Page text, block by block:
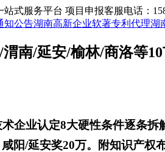
站式服务平台 项目申报客服电话：
知公告湖南高新企业软著专利代理湖
渭南/延安/榆林/商洛等
术企业认定8大硬性条件逐条
阳/延安奖20万。附知识产权